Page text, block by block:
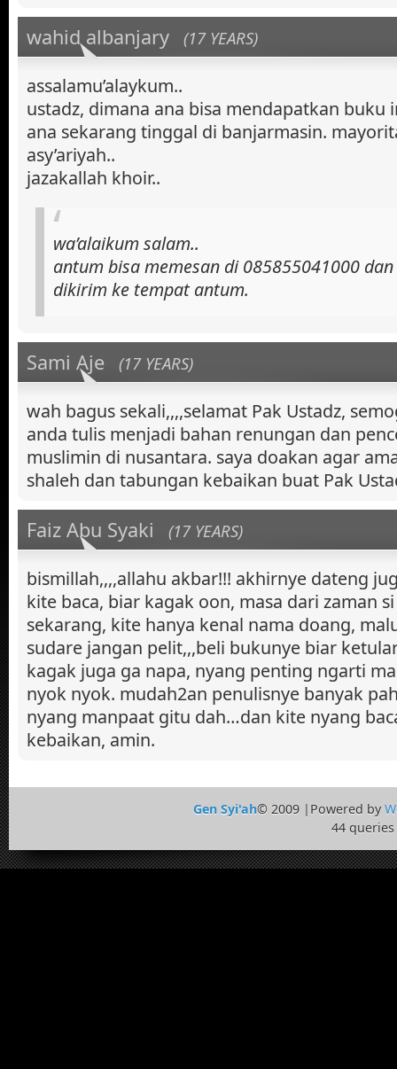
wahid albanjary (17 YEARS)
assalamu’alaykum..
ustadz, dimana ana bisa mendapatkan buku
ana sekarang tinggal di banjarmasin.
asy’ariyah..
jazakallah khoir..
wa’alaikum salam..
antum bisa memesan di 085855041000
dikirim ke tempat antum.
Sami Aje (17 YEARS)
wah bagus sekali,,,,selamat Pak Ustadz,
anda tulis menjadi bahan renungan dan
muslimin di nusantara. saya doakan agar
shaleh dan tabungan kebaikan buat Pak
Faiz Abu Syaki (17 YEARS)
bismillah,,,,allahu akbar!!! akhirnye dateng
kite baca, biar kagak oon, masa dari zaman
sekarang, kite hanya kenal nama doang,
sudare jangan pelit,,,beli bukunye biar
kagak juga ga napa, nyang penting ngarti
nyok nyok. mudah2an penulisnye banyak
nyang manpaat gitu dah…dan kite nyang
kebaikan, amin.
Gen Syi'ah© 2009 |Powered by
44 queries